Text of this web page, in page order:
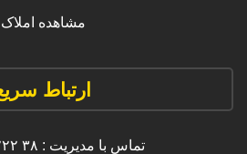
مشاهده املاک
ارتباط
تماس با مدیریت : ۳۸ ۲۲۲۲۲ ۰۹۱۱